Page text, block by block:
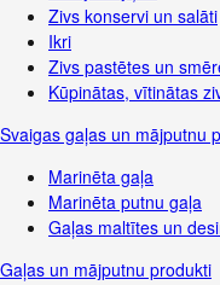
Zivs konservi un salāti
Ikri
Zivs pastētes un
Kūpinātas, vītinātas
Svaigas gaļas un mājputnu
Marinēta gaļa
Marinēta putnu gaļa
Gaļas maltītes un
Gaļas un mājputnu produkti